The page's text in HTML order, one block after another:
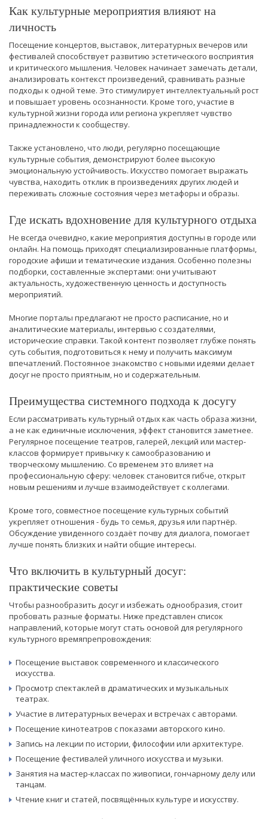
Как культурные мероприятия влияют на
личность
Посещение концертов, выставок, литературных вечеров или
фестивалей способствует развитию эстетического восприятия
и критического мышления. Человек начинает замечать детали,
анализировать контекст произведений, сравнивать разные
подходы к одной теме. Это стимулирует интеллектуальный рост
и повышает уровень осознанности. Кроме того, участие в
культурной жизни города или региона укрепляет чувство
принадлежности к сообществу.
Также установлено, что люди, регулярно посещающие
культурные события, демонстрируют более высокую
эмоциональную устойчивость. Искусство помогает выражать
чувства, находить отклик в произведениях других людей и
переживать сложные состояния через метафоры и образы.
Где искать вдохновение для культурного отдыха
Не всегда очевидно, какие мероприятия доступны в городе или
онлайн. На помощь приходят специализированные платформы,
городские афиши и тематические издания. Особенно полезны
подборки, составленные экспертами: они учитывают
актуальность, художественную ценность и доступность
мероприятий.
Многие порталы предлагают не просто расписание, но и
аналитические материалы, интервью с создателями,
исторические справки. Такой контент позволяет глубже понять
суть события, подготовиться к нему и получить максимум
впечатлений. Постоянное знакомство с новыми идеями делает
досуг не просто приятным, но и содержательным.
Преимущества системного подхода к досугу
Если рассматривать культурный отдых как часть образа жизни,
а не как единичные исключения, эффект становится заметнее.
Регулярное посещение театров, галерей, лекций или мастер-
классов формирует привычку к самообразованию и
творческому мышлению. Со временем это влияет на
профессиональную сферу: человек становится гибче, открыт
новым решениям и лучше взаимодействует с коллегами.
Кроме того, совместное посещение культурных событий
укрепляет отношения - будь то семья, друзья или партнёр.
Обсуждение увиденного создаёт почву для диалога, помогает
лучше понять близких и найти общие интересы.
Что включить в культурный досуг:
практические советы
Чтобы разнообразить досуг и избежать однообразия, стоит
пробовать разные форматы. Ниже представлен список
направлений, которые могут стать основой для регулярного
культурного времяпрепровождения:
Посещение выставок современного и классического
искусства.
Просмотр спектаклей в драматических и музыкальных
театрах.
Участие в литературных вечерах и встречах с авторами.
Посещение кинотеатров с показами авторского кино.
Запись на лекции по истории, философии или архитектуре.
Посещение фестивалей уличного искусства и музыки.
Занятия на мастер-классах по живописи, гончарному делу или
танцам.
Чтение книг и статей, посвящённых культуре и искусству.